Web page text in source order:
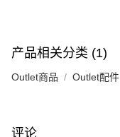
产品相关分类 (1)
Outlet商品 Outlet配件
评论